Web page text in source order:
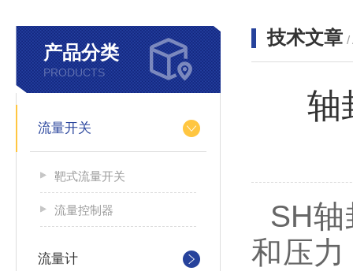
产品分类
PRODUCTS
流量开关
靶式流量开关
流量控制器
流量计
技术文章 /
轴
SH轴
和压